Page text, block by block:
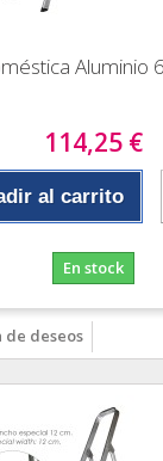
Aluminio 6
114,25 €
al carrito
En stock
deseos